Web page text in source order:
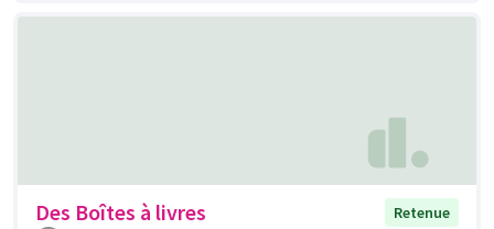
Des Boîtes à livres
Retenue